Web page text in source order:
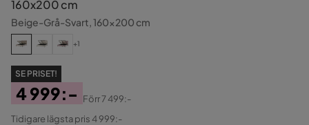
160x200 cm
Beige-Grå-Svart, 160x200 cm
+1
SE PRISET!
Pris
4 999:-
Original
Förr7 499:-
Tidigare lägsta pris 4 999:-